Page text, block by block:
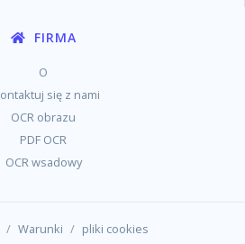
FIRMA
O
się z nami
OCR obrazu
PDF OCR
OCR wsadowy
/ Warunki / pliki cookies